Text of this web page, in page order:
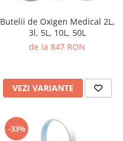
Butelii de Oxigen Medical 2L,
3l, 5L, 10L, 50L
de la 847 RON
VEZI VARIANTE
-33%